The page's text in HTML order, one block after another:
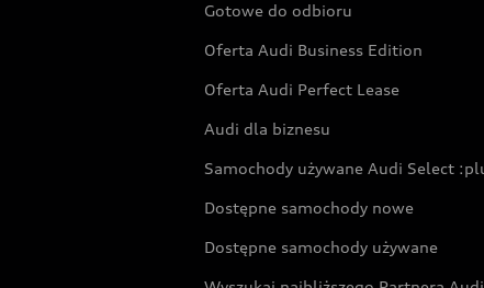
Gotowe do odbioru
Oferta Audi Business Edition
Oferta Audi Perfect Lease
Audi dla biznesu
Samochody używane Audi Select
Dostępne samochody nowe
Dostępne samochody używane